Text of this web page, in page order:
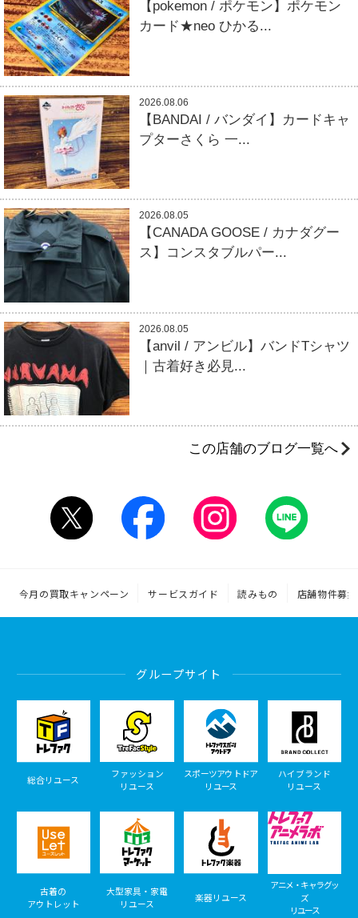
【pokemon / ポケモン】ポケモン
カード★neo ひかる...
2026.08.06
【BANDAI / バンダイ】カードキャ
プターさくら 一...
2026.08.05
【CANADA GOOSE / カナダグー
ス】コンスタブルパー...
2026.08.05
【anvil / アンビル】バンドTシャツ
｜古着好き必見...
この店舗のブログ一覧へ
今月の買取キャンペーン サービスガイド 読みもの 店舗物件募集
グループサイト
総合リユース
ファッション
リユース
スポーツアウトドア
リユース
ハイブランド
リユース
古着の
アウトレット
大型家具・家電
リユース
楽器リユース
アニメ・キャラグッ
ズ
リユース